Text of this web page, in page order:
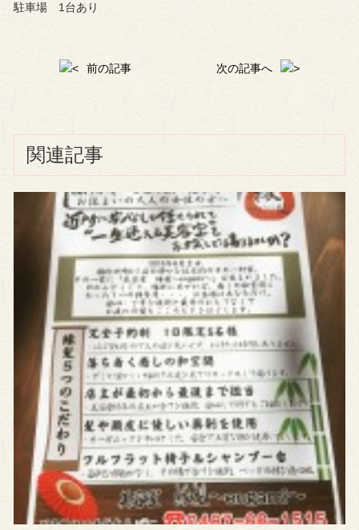
駐車場 1台あり
前の記事 次の記事へ
関連記事